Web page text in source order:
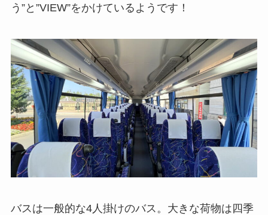
う”と”VIEW”をかけているようです！
バスは一般的な4人掛けのバス。大きな荷物は四季